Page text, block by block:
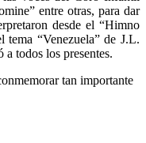
entre otras, para dar
desde el “Himno
“Venezuela” de J.L.
todos los presentes.
tan importante